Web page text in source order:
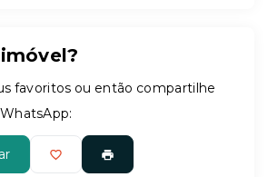
favoritos ou então compartilhe